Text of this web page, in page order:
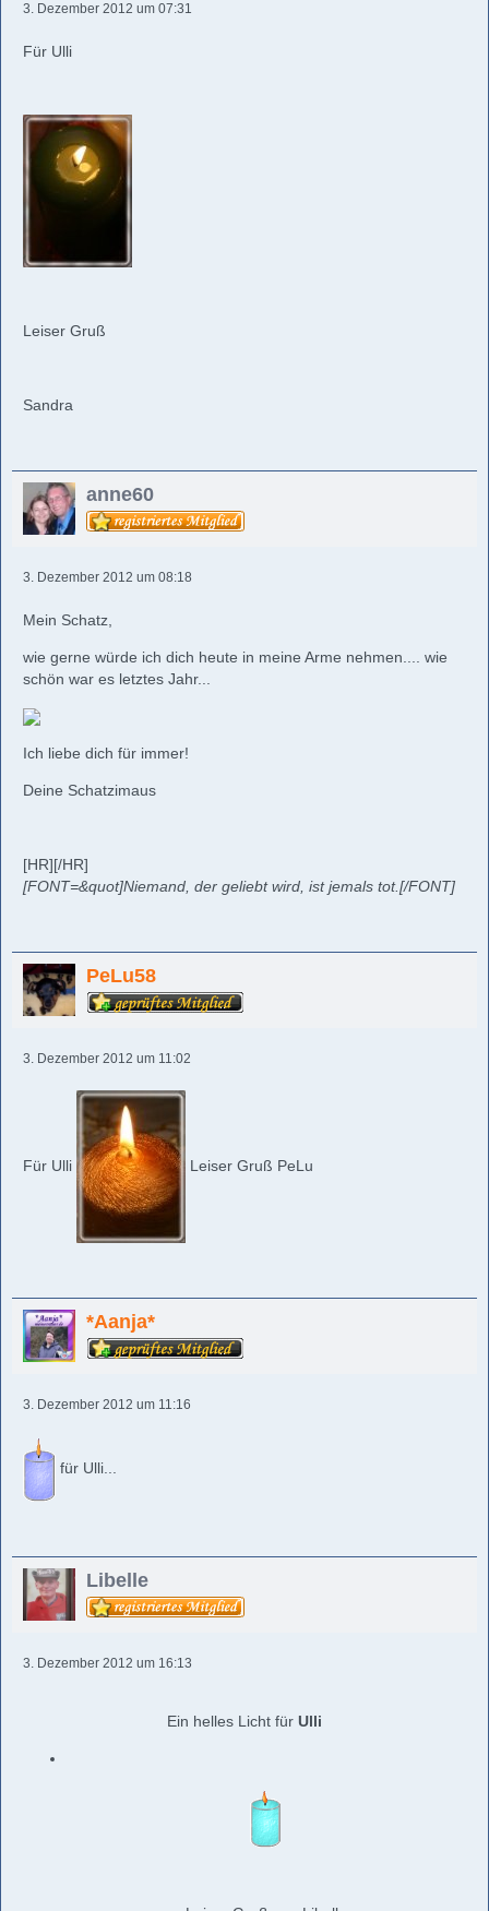
3. Dezember 2012 um 07:31
Für Ulli
Leiser Gruß
Sandra
anne60
3. Dezember 2012 um 08:18
Mein Schatz,
wie gerne würde ich dich heute in meine Arme nehmen.... wie
schön war es letztes Jahr...
Ich liebe dich für immer!
Deine Schatzimaus
[HR][/HR]
[FONT=&quot]Niemand, der geliebt wird, ist jemals tot.[/FONT]
PeLu58
3. Dezember 2012 um 11:02
Für Ulli Leiser Gruß PeLu
*Aanja*
3. Dezember 2012 um 11:16
für Ulli...
Libelle
3. Dezember 2012 um 16:13
Ein helles Licht für Ulli